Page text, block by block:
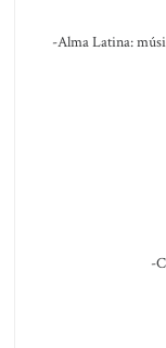
-Alma Latina:
-